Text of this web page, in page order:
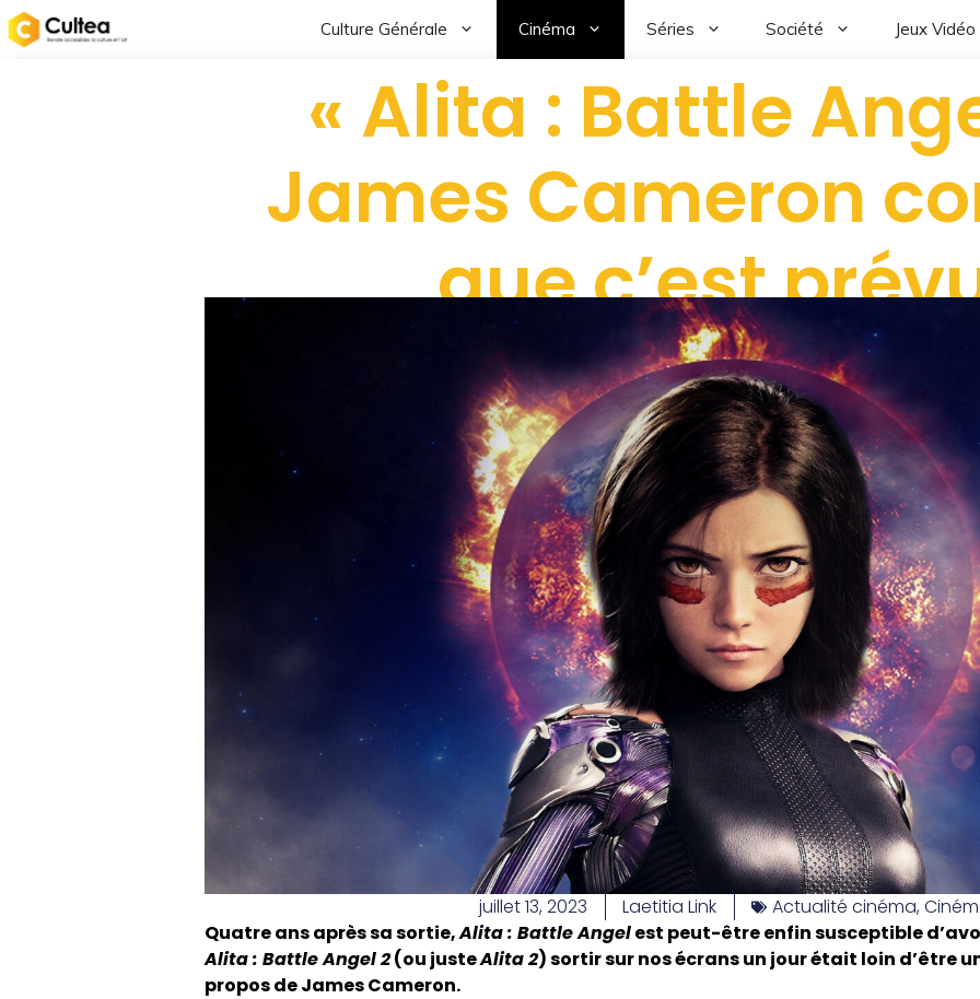
Culture Générale Cinéma Séries Société Jeux Vidéo
« Alita : Battle
James Cameron
que c’est
juillet 13, 2023 Laetitia Link Actualité cinéma,
Quatre ans après sa sortie,Alita : Battle Angelest peut-être enfin susceptible
Alita : Battle Angel 2(ou justeAlita 2) sortir sur nos écrans un jour était loin d’être
propos de James Cameron.